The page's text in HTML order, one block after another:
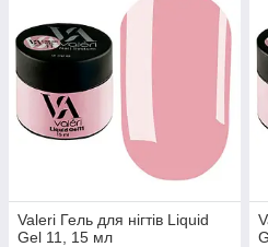
Valeri Гель для нігтів Liquid
Gel 11, 15 мл